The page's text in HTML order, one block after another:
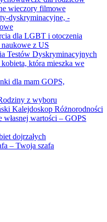
wieczory filmowe
dyskryminacyjne, -
dla LGBT i otoczenia
z US
Testów Dyskryminacyjnych
która mieszka we
dla mam GOPS,
z wyboru
Kalejdoskop Różnorodności
wartości – GOPS
dojrzałych
– Twoja szafa